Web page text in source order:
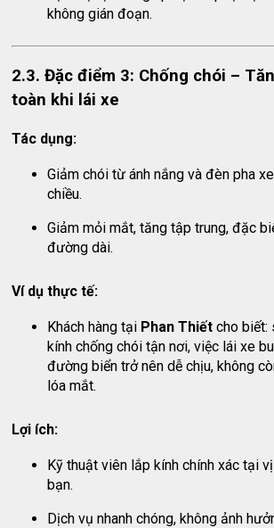
không gián đoạn.
2.3. Đặc điểm 3: Chống chói –
toàn khi lái xe
Tác dụng:
Giảm chói từ ánh nắng và đèn pha
chiều.
Giảm mỏi mắt, tăng tập trung, đặc
đường dài.
Ví dụ thực tế:
Khách hàng tại Phan Thiết cho biết:
kính chống chói tận nơi, việc lái xe
đường biển trở nên dễ chịu, không
lóa mắt.
Lợi ích:
Kỹ thuật viên lắp kính chính xác tại
bạn.
Dịch vụ nhanh chóng, không ảnh